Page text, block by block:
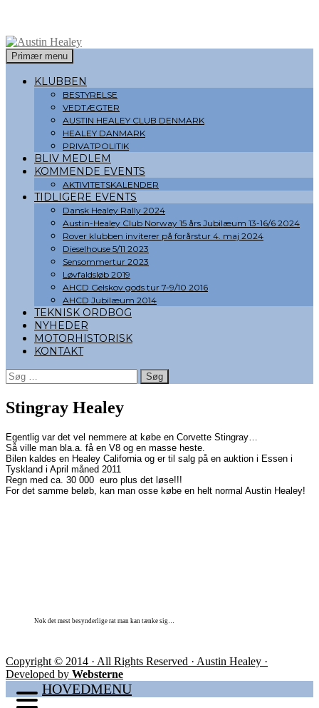
Austin Healey
Søg
Primær menu
til
indhold
KLUBBEN
BESTYRELSE
VEDTÆGTER
AUSTIN HEALEY CLUB DENMARK
HEALEY DANMARK
PRIVATPOLITIK
BLIV MEDLEM
KOMMENDE EVENTS
AKTIVITETSKALENDER
TIDLIGERE EVENTS
Dansk Healey Rally 2024
Austin-Healey Club Norway 15 års Jubilæum 13-16/6 2024
Rover klubben inviterer på forårstur 4. maj 2024
Dieselhouse 5/11 2023
Sensommertur 2023
Løvfaldsløb 2019
AHCD Gelskov gods tur 7-9/10 2016
AHCD Jubilæum 2014
TEKNISK ORDBOG
NYHEDER
MOTORHISTORISK
KONTAKT
Søg
efter:
Stingray Healey
Egentlig var det vel nemmere at købe en Corvette Stingray…
Så ville man bla.a. få en V8 og en masse heste.
Bilen kaldes en Healey California og er til salg på en auktion i Essen i
Tyskland i April måned 2011
Regn med ca. 30 000 euro plus det løse!!!
For det samme beløb, kan man osse købe en helt normal Austin Healey!
Nok det mest besynderlige rat man kan tænke sig…
Copyright © 2014 · All Rights Reserved · Austin Healey ·
Developed by Websterne
HOVEDMENU